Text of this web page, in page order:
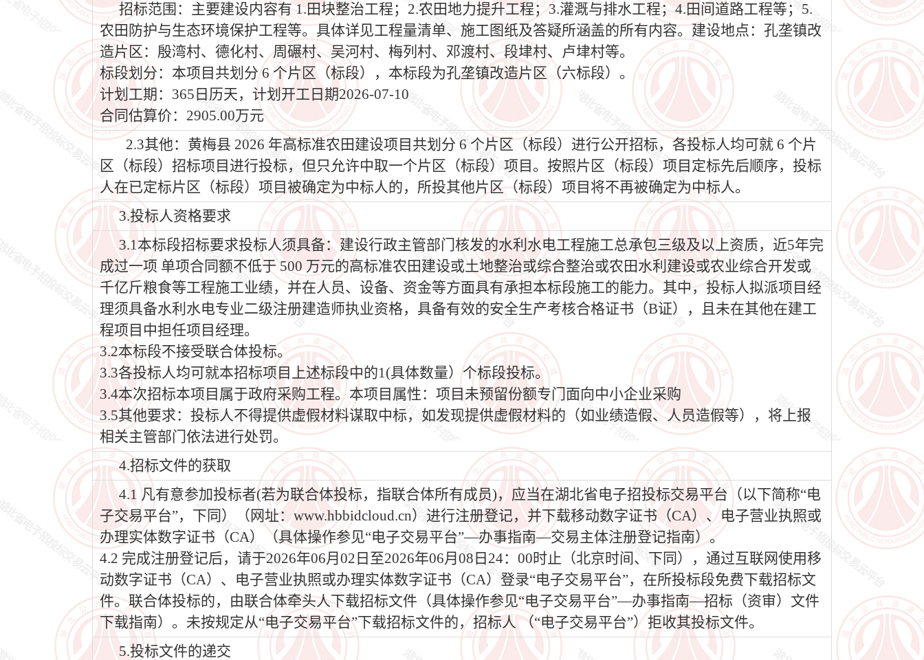
招标范围：主要建设内容有 1.田块整治工程；2.农田地力提升工程；3.灌溉与排水工程；4.田间道路工程等；5.
农田防护与生态环境保护工程等。具体详见工程量清单、施工图纸及答疑所涵盖的所有内容。建设地点：孔垄镇改
造片区：殷湾村、德化村、周碾村、吴河村、梅列村、邓渡村、段垏村、卢垏村等。
标段划分：本项目共划分 6 个片区（标段），本标段为孔垄镇改造片区（六标段）。
计划工期：365日历天，计划开工日期2026-07-10
合同估算价：2905.00万元
2.3其他：黄梅县 2026 年高标准农田建设项目共划分 6 个片区（标段）进行公开招标，各投标人均可就 6 个片
区（标段）招标项目进行投标，但只允许中取一个片区（标段）项目。按照片区（标段）项目定标先后顺序，投标
人在已定标片区（标段）项目被确定为中标人的，所投其他片区（标段）项目将不再被确定为中标人。
3.投标人资格要求
3.1本标段招标要求投标人须具备：建设行政主管部门核发的水利水电工程施工总承包三级及以上资质，近5年完
成过一项 单项合同额不低于 500 万元的高标准农田建设或土地整治或综合整治或农田水利建设或农业综合开发或
千亿斤粮食等工程施工业绩，并在人员、设备、资金等方面具有承担本标段施工的能力。其中，投标人拟派项目经
理须具备水利水电专业二级注册建造师执业资格，具备有效的安全生产考核合格证书（B证），且未在其他在建工
程项目中担任项目经理。
3.2本标段不接受联合体投标。
3.3各投标人均可就本招标项目上述标段中的1(具体数量）个标段投标。
3.4本次招标本项目属于政府采购工程。本项目属性：项目未预留份额专门面向中小企业采购
3.5其他要求：投标人不得提供虚假材料谋取中标，如发现提供虚假材料的（如业绩造假、人员造假等），将上报
相关主管部门依法进行处罚。
4.招标文件的获取
4.1 凡有意参加投标者(若为联合体投标，指联合体所有成员)，应当在湖北省电子招投标交易平台（以下简称“电
子交易平台”，下同）（网址：www.hbbidcloud.cn）进行注册登记，并下载移动数字证书（CA）、电子营业执照或
办理实体数字证书（CA）（具体操作参见“电子交易平台”—办事指南—交易主体注册登记指南）。
4.2 完成注册登记后，请于2026年06月02日至2026年06月08日24：00时止（北京时间、下同），通过互联网使用移
动数字证书（CA）、电子营业执照或办理实体数字证书（CA）登录“电子交易平台”，在所投标段免费下载招标文
件。联合体投标的，由联合体牵头人下载招标文件（具体操作参见“电子交易平台”—办事指南—招标（资审）文件
下载指南）。未按规定从“电子交易平台”下载招标文件的，招标人 （“电子交易平台”）拒收其投标文件。
5.投标文件的递交